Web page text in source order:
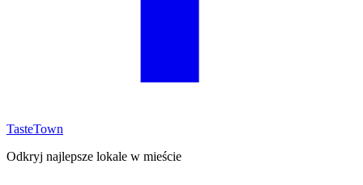
TasteTown
Odkryj najlepsze lokale w mieście